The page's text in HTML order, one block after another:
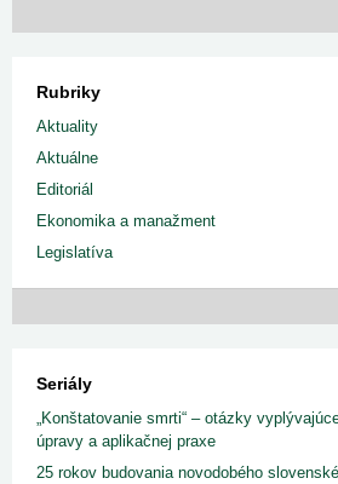
Rubriky
Aktuality
Aktuálne
Editoriál
Ekonomika a manažment
Legislatíva
Seriály
„Konštatovanie smrti“ – otázky
úpravy a aplikačnej praxe
25 rokov budovania novodobého